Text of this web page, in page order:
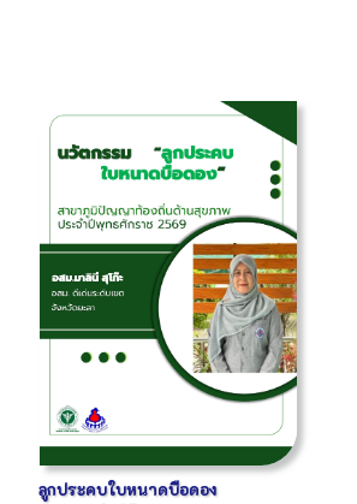
ลูกประคบใบหนาดบือดอง